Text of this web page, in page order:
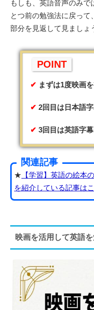
もしも、英語音声のみ
とつ前の勉強法に戻って、
部分を見返して見ましょ
POINT
まずは1度映画
2回目は日本語
3回目は英語字
関連記事
★ 【学習】英語の絵本
を紹介している記事は
映画を活用して英語